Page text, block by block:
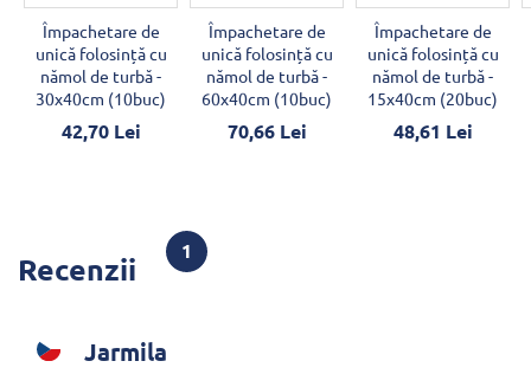
Împachetare de
unică folosință cu
nămol de turbă -
30x40cm (10buc)
42,70 Lei
Împachetare de
unică folosință cu
nămol de turbă -
60x40cm (10buc)
70,66 Lei
Împachetare de
unică folosință cu
nămol de turbă -
15x40cm (20buc)
48,61 Lei
Recenzii 1
Jarmila